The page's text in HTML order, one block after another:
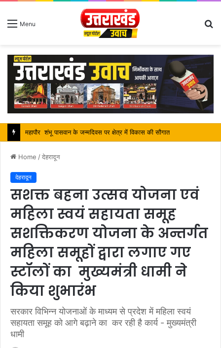
Menu
Home /देहरादून
देहरादून
सशक्त बहना उत्सव योजना एवं
महिला स्वयं सहायता समूह
सशक्तिकरण योजना के अन्तर्गत
महिला समूहों द्वारा लगाए गए
स्टॉलों का मुख्यमंत्री धामी ने
किया शुभारंभ
सरकार विभिन्न योजनाओं के माध्यम से प्रदेश में महिला स्वयं
सहायता समूह को आगे बढ़ाने का कर रही है कार्य - मुख्यमंत्री
धामी